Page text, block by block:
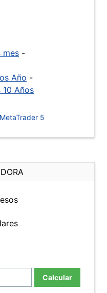
mes -
Año -
10 Años
MetaTrader 5
Calcular